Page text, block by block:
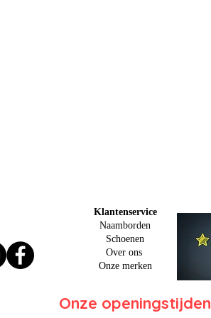
Klantenservice
Naamborden
Schoenen
Over ons
Onze merken
Onze openingstijden